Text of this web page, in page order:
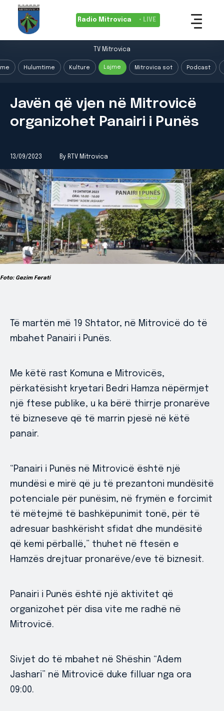
Radio Mitrovica • LIVE
TV Mitrovica
Hulumtime Kulture Lajme Mitrovica sot Podcast
Javën që vjen në Mitrovicë
organizohet Panairi i Punës
13/09/2023 By RTV Mitrovica
Foto: Gezim Ferati
Të martën më 19 Shtator, në Mitrovicë do të
mbahet Panairi i Punës.
Me këtë rast Komuna e Mitrovicës,
përkatësisht kryetari Bedri Hamza nëpërmjet
një ftese publike, u ka bërë thirrje pronarëve
të bizneseve që të marrin pjesë në këtë
panair.
“Panairi i Punës në Mitrovicë është një
mundësi e mirë që ju të prezantoni mundësitë
potenciale për punësim, në frymën e forcimit
të mëtejmë të bashkëpunimit tonë, për të
adresuar bashkërisht sfidat dhe mundësitë
që kemi përballë,” thuhet në ftesën e
Hamzës drejtuar pronarëve/eve të biznesit.
Panairi i Punës është një aktivitet që
organizohet për disa vite me radhë në
Mitrovicë.
Sivjet do të mbahet në Shëshin “Adem
Jashari” në Mitrovicë duke filluar nga ora
09:00.